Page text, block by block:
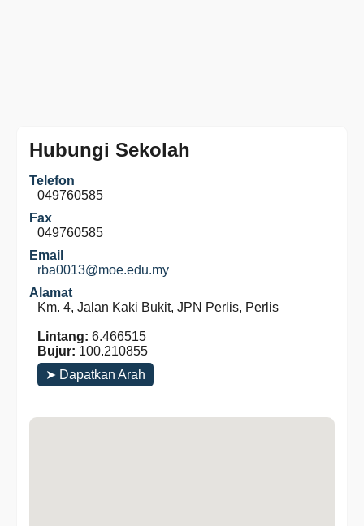
Hubungi Sekolah
Telefon
049760585
Fax
049760585
Email
rba0013@moe.edu.my
Alamat
Km. 4, Jalan Kaki Bukit, JPN Perlis, Perlis
Lintang: 6.466515
Bujur: 100.210855
➤ Dapatkan Arah